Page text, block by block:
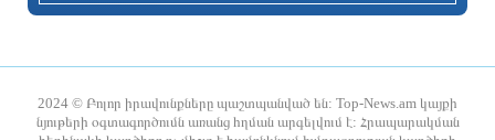
սահմանել Ռուսաստանի դեմ. Կալլաս
ընտրությունների երկրորդ փուլում
2024 © Բոլոր իրավունքները պաշտպանված են: Top-News.am կայքի
նյութերի օգտագործումն առանց հղման արգելվում է: Հրապարակման